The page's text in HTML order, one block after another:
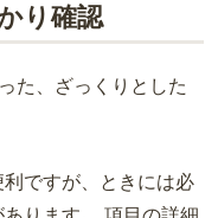
り確認
た、ざっくりとした
ですが、ときには必